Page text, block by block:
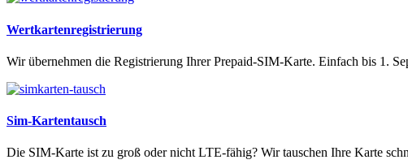
Wertkartenregistrierung
Wir übernehmen die Registrierung Ihrer Prepaid-SIM-Karte. Einfach bis 1.
Sim-Kartentausch
Die SIM-Karte ist zu groß oder nicht LTE-fähig? Wir tauschen Ihre Karte